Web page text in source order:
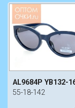
AL9684P YB132-
55-18-142